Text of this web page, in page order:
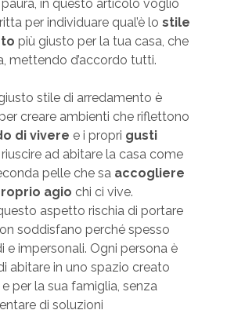
in questo articolo voglio
per individuare qual’è lo stile
più giusto per la tua casa, che
mettendo d’accordo tutti.
giusto stile di arredamento è
creare ambienti che riflettono
di vivere e i propri gusti
riuscire ad abitare la casa come
pelle che sa accogliere
agio chi ci vive.
aspetto rischia di portare
soddisfano perché spesso
e impersonali. Ogni persona è
abitare in uno spazio creato
per la sua famiglia, senza
di soluzioni